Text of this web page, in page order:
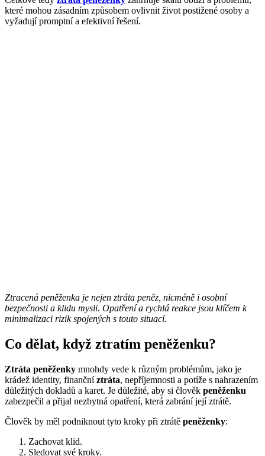
které mohou zásadním způsobem ovlivnit život postižené osoby a
vyžadují promptní a efektivní řešení.
Ztracená peněženka je nejen ztráta peněz, nicméně i osobní
bezpečnosti a klidu mysli. Opatření a rychlá reakce jsou klíčem k
minimalizaci rizik spojených s touto situací.
Co dělat, když ztratím peněženku?
Ztráta peněženky mnohdy vede k různým problémům, jako je
krádež identity, finančníztráta, nepříjemnosti a potíže s nahrazením
důležitých dokladů a karet. Je důležité, aby si člověk peněženku
zabezpečil a přijal nezbytná opatření, která zabrání její ztrátě.
Člověk by měl podniknout tyto kroky při ztrátě peněženky:
Zachovat klid.
Sledovat své kroky.